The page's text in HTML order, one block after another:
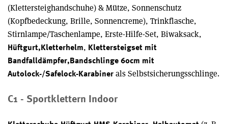
(Klettersteighandschuhe) & Mütze, Sonnenschutz
(Kopfbedeckung, Brille, Sonnencreme), Trinkflasche,
Stirnlampe/Taschenlampe, Erste-Hilfe-Set, Biwaksack,
Hüftgurt,Kletterhelm, Klettersteigset mit
Bandfalldämpfer,Bandschlinge 60cm mit
Autolock-/Safelock-Karabiner als Selbstsicherungsschlinge.
C1 - Sportklettern Indoor